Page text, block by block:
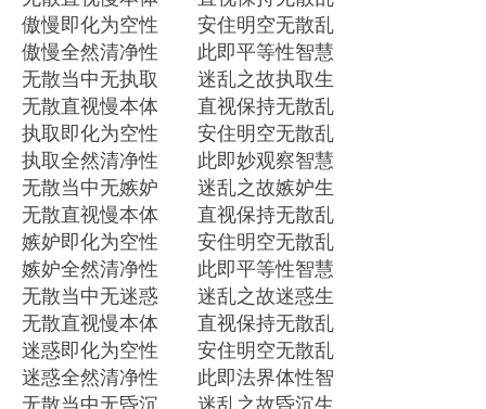
傲慢即化为空性 安住明空无散乱
傲慢全然清净性 此即平等性智慧
无散当中无执取 迷乱之故执取生
无散直视慢本体 直视保持无散乱
执取即化为空性 安住明空无散乱
执取全然清净性 此即妙观察智慧
无散当中无嫉妒 迷乱之故嫉妒生
无散直视慢本体 直视保持无散乱
嫉妒即化为空性 安住明空无散乱
嫉妒全然清净性 此即平等性智慧
无散当中无迷惑 迷乱之故迷惑生
无散直视慢本体 直视保持无散乱
迷惑即化为空性 安住明空无散乱
迷惑全然清净性 此即法界体性智
无散当中无昏沉 迷乱之故昏沉生